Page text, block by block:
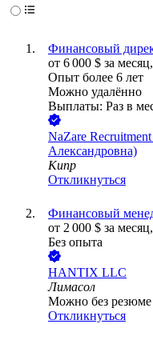
Финансовый
от 6 000 $ за месяц,
Опыт более 6 лет
Можно удалённо
Выплаты: Раз в
NaZare
Александровна)
Кипр
Откликнуться
Финансовый
от 2 000 $ за месяц,
Без опыта
HANTIX LLC
Лимасол
Можно без резюме
Откликнуться